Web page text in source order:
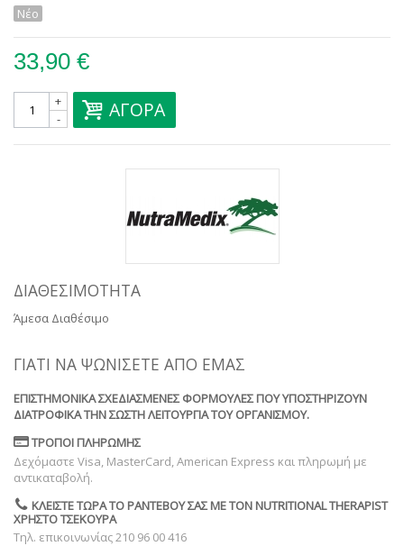
Νέο
33,90 €
-
+ ΑΓΟΡΆ
ΔΙΑΘΕΣΙΜΌΤΗΤΑ
Άμεσα Διαθέσιμο
ΓΙΑΤΊ ΝΑ ΨΩΝΊΣΕΤΕ ΑΠΌ ΕΜΆΣ
ΕΠΙΣΤΗΜΟΝΙΚΆ ΣΧΕΔΙΑΣΜΈΝΕΣ ΦΌΡΜΟΥΛΕΣ ΠΟΥ ΥΠΟΣΤΗΡΊΖΟΥΝ
ΔΙΑΤΡΟΦΙΚΆ ΤΗΝ ΣΩΣΤΉ ΛΕΙΤΟΥΡΓΊΑ ΤΟΥ ΟΡΓΑΝΙΣΜΟΎ.
ΤΡΌΠΟΙ ΠΛΗΡΩΜΉΣ
Δεχόμαστε Visa, MasterCard, American Express και πληρωμή με
αντικαταβολή.
ΚΛΕΊΣΤΕ ΤΏΡΑ ΤΟ ΡΑΝΤΕΒΟΎ ΣΑΣ ΜΕ ΤΟΝ NUTRITIONAL THERAPIST
ΧΡΉΣΤΟ ΤΣΕΚΟΎΡΑ
Τηλ. επικοινωνίας 210 96 00 416